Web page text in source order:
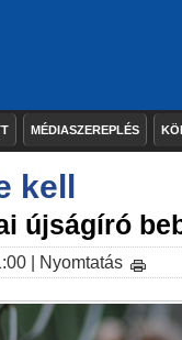
MÉDIASZEREPLÉS
kell
újságíró
| Nyomtatás